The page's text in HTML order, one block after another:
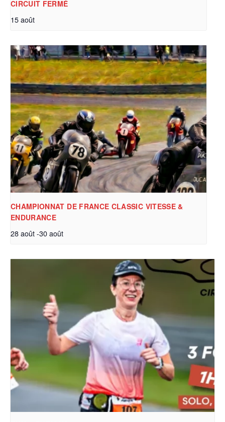
CIRCUIT FERMÉ
15 août
CHAMPIONNAT DE FRANCE CLASSIC VITESSE &
ENDURANCE
28 août-30 août